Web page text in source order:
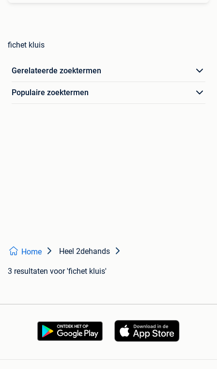
fichet kluis
Gerelateerde zoektermen
Populaire zoektermen
Home Heel 2dehands
3 resultaten voor 'fichet kluis'